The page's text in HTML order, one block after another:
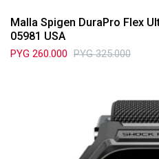
Malla Spigen DuraPro Flex
05981 USA
PYG 260.000 PYG 325.000